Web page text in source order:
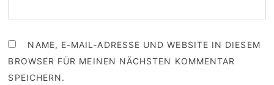
NAME, E-MAIL-ADRESSE UND WEBSITE IN DIESEM
BROWSER FÜR MEINEN NÄCHSTEN KOMMENTAR
SPEICHERN.